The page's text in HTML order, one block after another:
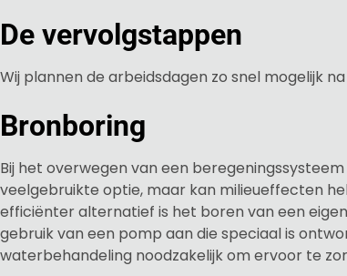
De vervolgstappen
Wij plannen de arbeidsdagen zo snel mogelijk
Bronboring
Bij het overwegen van een beregeningssysteem
veelgebruikte optie, maar kan milieueffecten
efficiënter alternatief is het boren van een
gebruik van een pomp aan die speciaal is
waterbehandeling noodzakelijk om ervoor te